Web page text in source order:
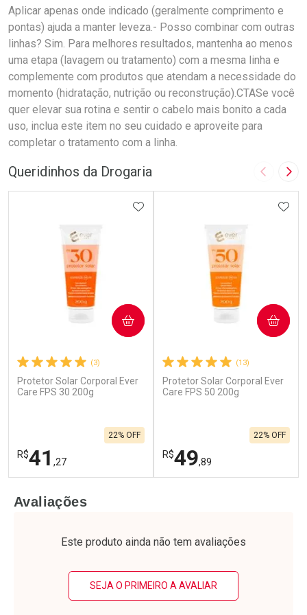
Aplicar apenas onde indicado (geralmente comprimento e
pontas) ajuda a manter leveza.- Posso combinar com outras
linhas? Sim. Para melhores resultados, mantenha ao menos
uma etapa (lavagem ou tratamento) com a mesma linha e
complemente com produtos que atendam a necessidade do
momento (hidratação, nutrição ou reconstrução).CTASe você
quer elevar sua rotina e sentir o cabelo mais bonito a cada
uso, inclua este item no seu cuidado e aproveite para
completar o tratamento com a linha.
Queridinhos da Drogaria Imagem
(3)
Protetor Solar Corporal Ever
Care FPS 30 200g
R$41 ,27
22% OFF
ADICIONAR AOS FAVORITOS
COMPRAR
Laboratório
Por Menos
(13)
Protetor Solar Corporal Ever
Care FPS 50 200g
R$49,89
22% OFF
COMPRAR
Laboratório
Por Menos
Avaliações
Este produto ainda não tem avaliações
SEJA O PRIMEIRO A AVALIAR